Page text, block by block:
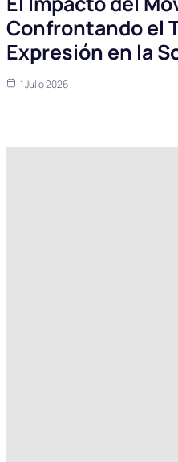
Confrontando el
Expresión en la
1 Julio 2026